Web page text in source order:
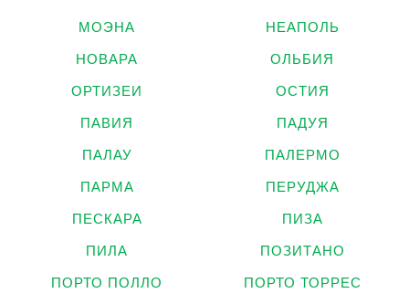
МОЭНА
НЕАПОЛЬ
НОВАРА
ОЛЬБИЯ
ОРТИЗЕИ
ОСТИЯ
ПАВИЯ
ПАДУЯ
ПАЛАУ
ПАЛЕРМО
ПАРМА
ПЕРУДЖА
ПЕСКАРА
ПИЗА
ПИЛА
ПОЗИТАНО
ПОРТО ПОЛЛО
ПОРТО ТОРРЕС